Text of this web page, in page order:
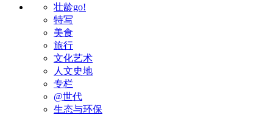
壮龄go!
特写
美食
旅行
文化艺术
人文史地
专栏
@世代
生态与环保